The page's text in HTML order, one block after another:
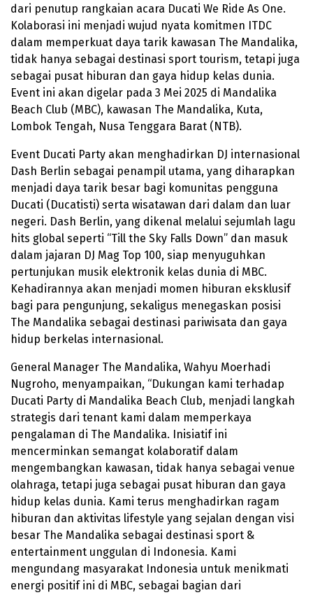
dari penutup rangkaian acara Ducati We Ride As One.
Kolaborasi ini menjadi wujud nyata komitmen ITDC
dalam memperkuat daya tarik kawasan The Mandalika,
tidak hanya sebagai destinasi sport tourism, tetapi juga
sebagai pusat hiburan dan gaya hidup kelas dunia.
Event ini akan digelar pada 3 Mei 2025 di Mandalika
Beach Club (MBC), kawasan The Mandalika, Kuta,
Lombok Tengah, Nusa Tenggara Barat (NTB).
Event Ducati Party akan menghadirkan DJ internasional
Dash Berlin sebagai penampil utama, yang diharapkan
menjadi daya tarik besar bagi komunitas pengguna
Ducati (Ducatisti) serta wisatawan dari dalam dan luar
negeri. Dash Berlin, yang dikenal melalui sejumlah lagu
hits global seperti “Till the Sky Falls Down” dan masuk
dalam jajaran DJ Mag Top 100, siap menyuguhkan
pertunjukan musik elektronik kelas dunia di MBC.
Kehadirannya akan menjadi momen hiburan eksklusif
bagi para pengunjung, sekaligus menegaskan posisi
The Mandalika sebagai destinasi pariwisata dan gaya
hidup berkelas internasional.
General Manager The Mandalika, Wahyu Moerhadi
Nugroho, menyampaikan, “Dukungan kami terhadap
Ducati Party di Mandalika Beach Club, menjadi langkah
strategis dari tenant kami dalam memperkaya
pengalaman di The Mandalika. Inisiatif ini
mencerminkan semangat kolaboratif dalam
mengembangkan kawasan, tidak hanya sebagai venue
olahraga, tetapi juga sebagai pusat hiburan dan gaya
hidup kelas dunia. Kami terus menghadirkan ragam
hiburan dan aktivitas lifestyle yang sejalan dengan visi
besar The Mandalika sebagai destinasi sport &
entertainment unggulan di Indonesia. Kami
mengundang masyarakat Indonesia untuk menikmati
energi positif ini di MBC, sebagai bagian dari